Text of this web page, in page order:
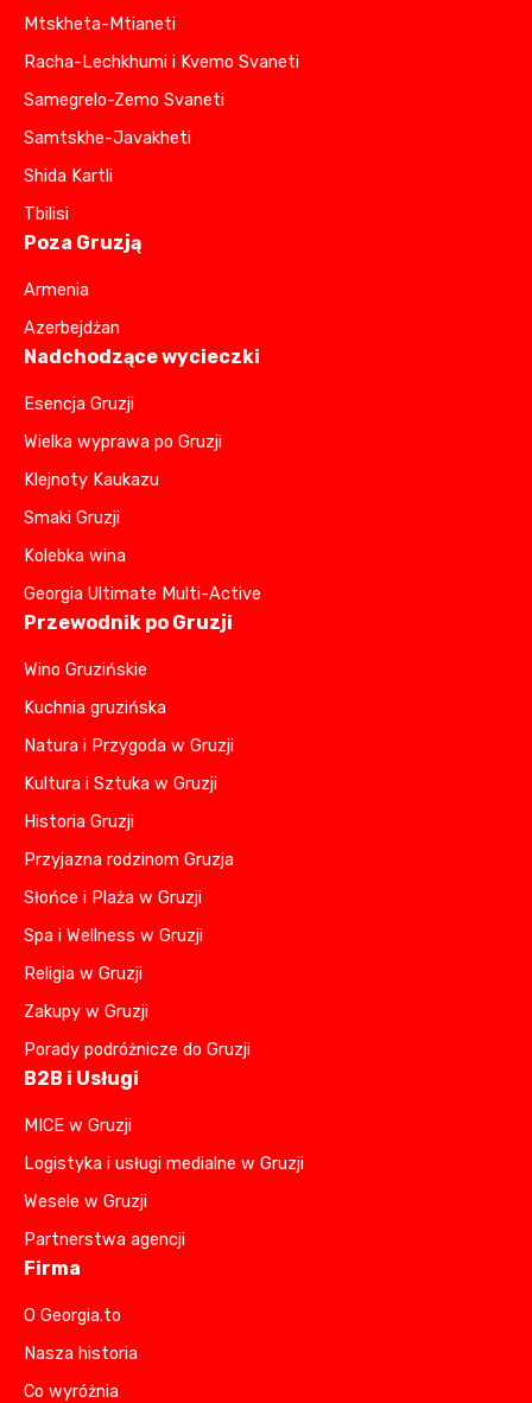
Mtskheta-Mtianeti
Racha-Lechkhumi i Kvemo Svaneti
Samegrelo-Zemo Svaneti
Samtskhe-Javakheti
Shida Kartli
Tbilisi
Poza Gruzją
Armenia
Azerbejdżan
Nadchodzące wycieczki
Esencja Gruzji
Wielka wyprawa po Gruzji
Klejnoty Kaukazu
Smaki Gruzji
Kolebka wina
Georgia Ultimate Multi-Active
Przewodnik po Gruzji
Wino Gruzińskie
Kuchnia gruzińska
Natura i Przygoda w Gruzji
Kultura i Sztuka w Gruzji
Historia Gruzji
Przyjazna rodzinom Gruzja
Słońce i Plaża w Gruzji
Spa i Wellness w Gruzji
Religia w Gruzji
Zakupy w Gruzji
Porady podróżnicze do Gruzji
B2B i Usługi
MICE w Gruzji
Logistyka i usługi medialne w Gruzji
Wesele w Gruzji
Partnerstwa agencji
Firma
O Georgia.to
Nasza historia
Co wyróżnia